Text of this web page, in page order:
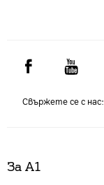
Свържете се с нас:
За А1